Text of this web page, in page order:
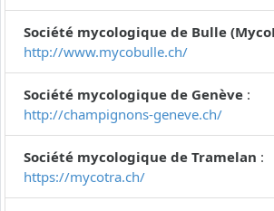
Société mycologique de Bulle
http://www.mycobulle.ch/
Société mycologique de Genève :
http://champignons-geneve.ch/
Société mycologique de Tramelan :
https://mycotra.ch/